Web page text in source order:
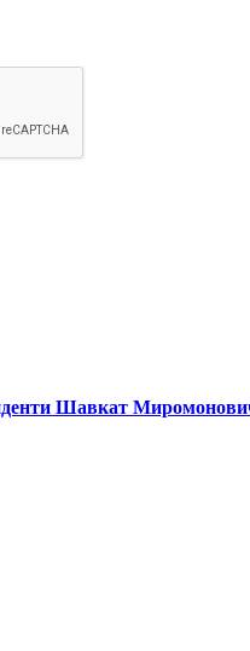
Шавкат